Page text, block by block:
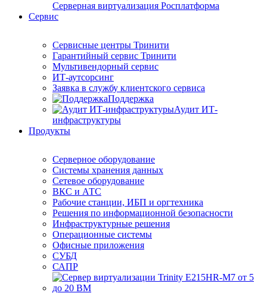
Серверная виртуализация Росплатформа
Сервис
Сервисные центры Тринити
Гарантийный сервис Тринити
Мультивендорный сервис
ИТ-аутсорсинг
Заявка в службу клиентского сервиса
Поддержка
Аудит ИТ-
инфраструктуры
Продукты
Серверное оборудование
Системы хранения данных
Сетевое оборудование
ВКС и АТС
Рабочие станции, ИБП и оргтехника
Решения по информационной безопасности
Инфраструктурные решения
Операционные системы
Офисные приложения
СУБД
САПР